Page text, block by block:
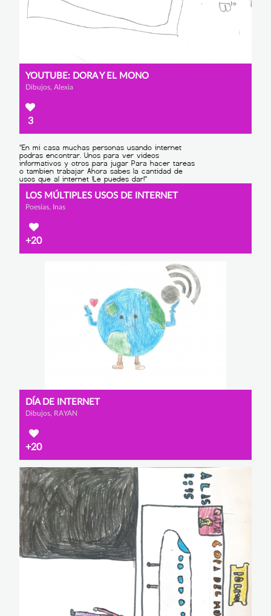
YOUTUBE: DORA Y EL MONO
Dibujos, Alexia
3
LOS MÚLTIPLES USOS DE INTERNET
Poesías, Inas
+20
DÍA DE INTERNET
Dibujos, RAYAN
+20